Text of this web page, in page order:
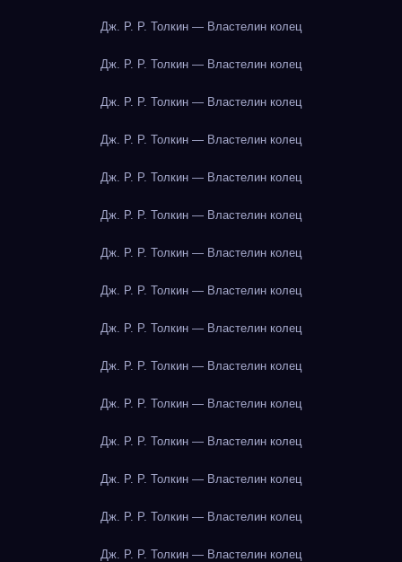
Дж. Р. Р. Толкин — Властелин колец
Дж. Р. Р. Толкин — Властелин колец
Дж. Р. Р. Толкин — Властелин колец
Дж. Р. Р. Толкин — Властелин колец
Дж. Р. Р. Толкин — Властелин колец
Дж. Р. Р. Толкин — Властелин колец
Дж. Р. Р. Толкин — Властелин колец
Дж. Р. Р. Толкин — Властелин колец
Дж. Р. Р. Толкин — Властелин колец
Дж. Р. Р. Толкин — Властелин колец
Дж. Р. Р. Толкин — Властелин колец
Дж. Р. Р. Толкин — Властелин колец
Дж. Р. Р. Толкин — Властелин колец
Дж. Р. Р. Толкин — Властелин колец
Дж. Р. Р. Толкин — Властелин колец